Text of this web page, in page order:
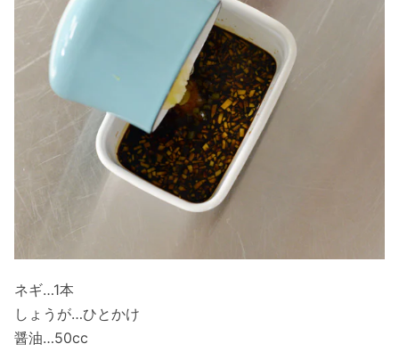
ネギ…1本
しょうが…ひとかけ
醤油…50cc